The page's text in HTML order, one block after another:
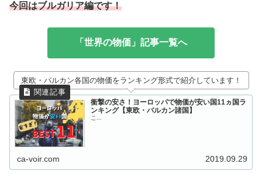
今回はブルガリア編です！
「世界の物価」記事一覧へ
東欧・バルカン各国の物価をランキング形式で紹介しています！
衝撃の安さ！ヨーロッパで物価が安い国11ヵ国ラ
ンキング【東欧・バルカン諸国】
こ...
ca-voir.com 2019.09.29